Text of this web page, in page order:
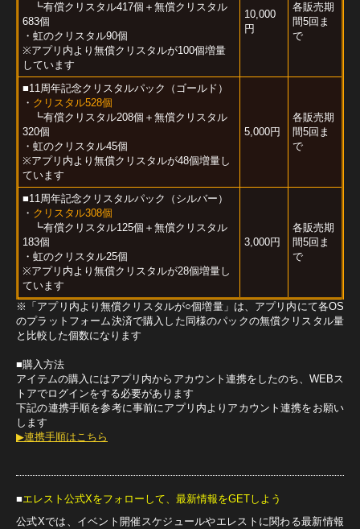
┗有償クリスタル417個＋無償クリスタル
683個
・虹のクリスタル90個
※アプリ内より無償クリスタルが100個増量
しています
10,000
円
各販売期
間5回ま
で
■11周年記念クリスタルパック（ゴールド）
・ クリスタル528個
┗有償クリスタル208個＋無償クリスタル
320個
・虹のクリスタル45個
※アプリ内より無償クリスタルが48個増量し
ています
5,000円
各販売期
間5回ま
で
■11周年記念クリスタルパック（シルバー）
・ クリスタル308個
┗有償クリスタル125個＋無償クリスタル
183個
・虹のクリスタル25個
※アプリ内より無償クリスタルが28個増量し
ています
3,000円
各販売期
間5回ま
で
※「アプリ内より無償クリスタルが○個増量」は、アプリ内にて各OS
のプラットフォーム決済で購入した同様のパックの無償クリスタル量
と比較した個数になります
■購入方法
アイテムの購入にはアプリ内からアカウント連携をしたのち、WEBス
トアでログインをする必要があります
下記の連携手順を参考に事前にアプリ内よりアカウント連携をお願い
します
▶連携手順はこちら
■エレスト公式Xをフォローして、最新情報をGETしよう
公式Xでは、イベント開催スケジュールやエレストに関わる最新情報